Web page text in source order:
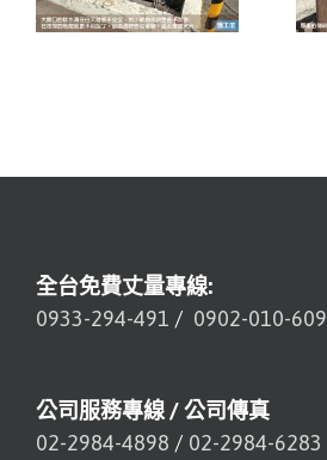
全台免費丈量專線:
0933-294-491 / 0902-010-609
公司服務專線 / 公司傳真
02-2984-4898 / 02-2984-6283